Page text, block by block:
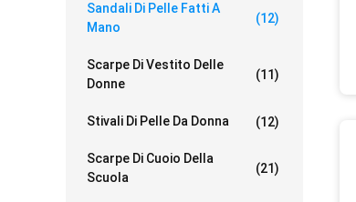
Sandali Di Pelle Fatti A
Mano
(12)
Scarpe Di Vestito Delle
Donne
(11)
Stivali Di Pelle Da Donna (12)
Scarpe Di Cuoio Della
Scuola
(21)